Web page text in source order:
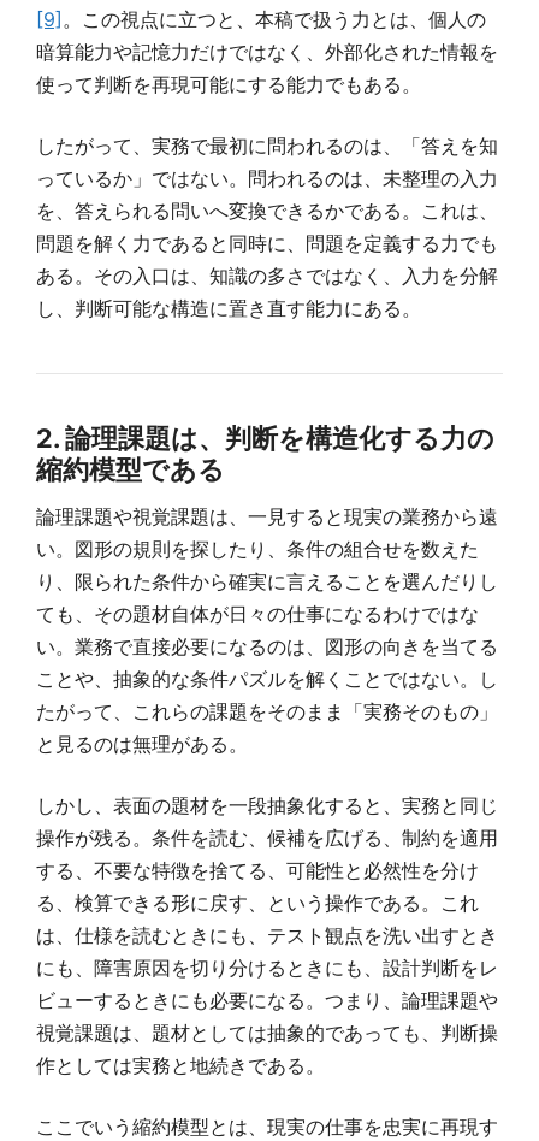
[9] 。この視点に立つと、本稿で扱う力とは、個人の
暗算能力や記憶力だけではなく、外部化された情報を
使って判断を再現可能にする能力でもある。
したがって、実務で最初に問われるのは、「答えを知
っているか」ではない。問われるのは、未整理の入力
を、答えられる問いへ変換できるかである。これは、
問題を解く力であると同時に、問題を定義する力でも
ある。その入口は、知識の多さではなく、入力を分解
し、判断可能な構造に置き直す能力にある。
2. 論理課題は、判断を構造化する力の
縮約模型である
論理課題や視覚課題は、一見すると現実の業務から遠
い。図形の規則を探したり、条件の組合せを数えた
り、限られた条件から確実に言えることを選んだりし
ても、その題材自体が日々の仕事になるわけではな
い。業務で直接必要になるのは、図形の向きを当てる
ことや、抽象的な条件パズルを解くことではない。し
たがって、これらの課題をそのまま「実務そのもの」
と見るのは無理がある。
しかし、表面の題材を一段抽象化すると、実務と同じ
操作が残る。条件を読む、候補を広げる、制約を適用
する、不要な特徴を捨てる、可能性と必然性を分け
る、検算できる形に戻す、という操作である。これ
は、仕様を読むときにも、テスト観点を洗い出すとき
にも、障害原因を切り分けるときにも、設計判断をレ
ビューするときにも必要になる。つまり、論理課題や
視覚課題は、題材としては抽象的であっても、判断操
作としては実務と地続きである。
ここでいう縮約模型とは、現実の仕事を忠実に再現す